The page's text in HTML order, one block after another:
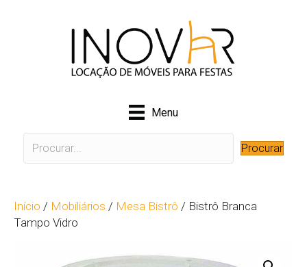
Menu
Procurar
Início / Mobiliários / Mesa Bistrô / Bistrô Branca
Tampo Vidro